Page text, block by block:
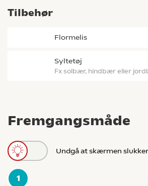
Fremgangsmåde
Undgå at skærmen slukker
Tilbehør
flormelis
Syltetøj
fx solbær, hindbær eller